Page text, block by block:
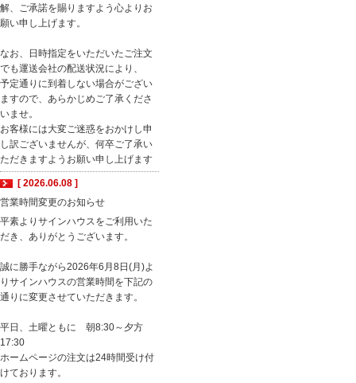
解、ご承諾を賜りますよう心よりお
願い申し上げます。
なお、日時指定をいただいたご注文
でも運送会社の配送状況により、
予定通りに到着しない場合がござい
ますので、あらかじめご了承くださ
いませ。
お客様には大変ご迷惑をおかけし申
し訳ございませんが、何卒ご了承い
ただきますようお願い申し上げます
[ 2026.06.08 ]
営業時間変更のお知らせ
平素よりサインハウスをご利用いた
だき、ありがとうございます。
誠に勝手ながら2026年6月8日(月)よ
りサインハウスの営業時間を下記の
通りに変更させていただきます。
平日、土曜ともに 朝8:30～夕方
17:30
ホームページの注文は24時間受け付
けております。